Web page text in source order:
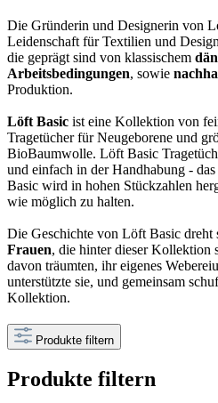
Die Gründerin und Designerin von
Leidenschaft für Textilien und
die geprägt sind von klassischem
Arbeitsbedingungen, sowie
Produktion.
Löft Basic ist eine Kollektion von
Tragetücher für Neugeborene und
BioBaumwolle. Löft Basic
und einfach in der Handhabung -
Basic wird in hohen Stückzahlen
wie möglich zu halten.
Die Geschichte von Löft Basic dreht
Frauen, die hinter dieser Kollektion
davon träumten, ihr eigenes
unterstützte sie, und gemeinsam
Kollektion.
Produkte filtern
Produkte filtern